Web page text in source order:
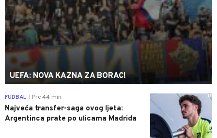
UEFA: NOVA KAZNA ZA BORAC!
0
FUDBAL Pre 44 min
Najveća transfer-saga ovog ljeta:
Argentinca prate po ulicama Madrida